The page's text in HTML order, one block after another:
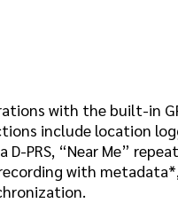
with the built-in
include location
D-PRS, “Near Me”
with